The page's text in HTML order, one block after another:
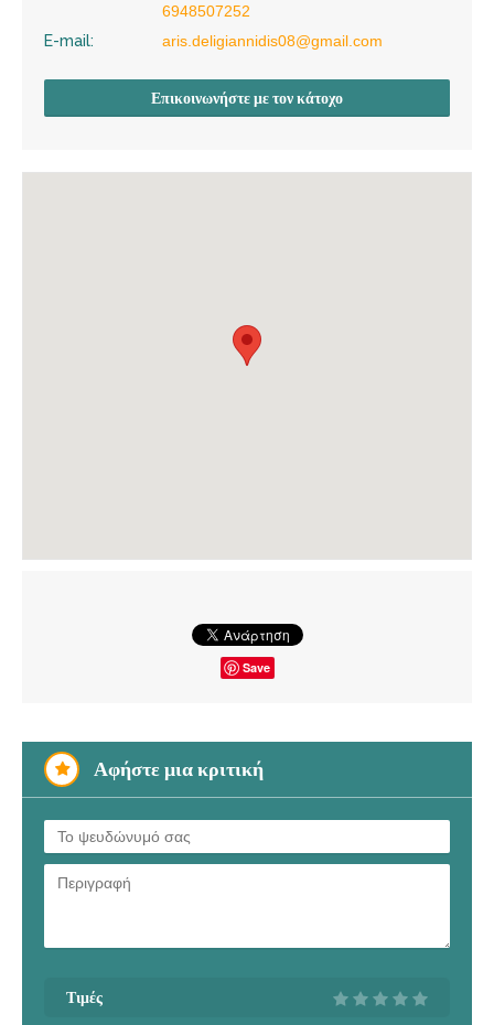
6948507252
E-mail:
aris.deligiannidis08@gmail.com
Επικοινωνήστε με τον κάτοχο
Save
Αφήστε μια κριτική
Τιμές